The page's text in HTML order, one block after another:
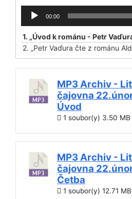
Audio
přehrávač
00:00
1. „Úvod k románu - Petr Vaďura čte z románu Aldouse
2. „Petr Vaďura čte z románu Aldouse
MP3 Archiv -
čajovna
Úvod
1 soubor(y) 3.50 MB
MP3 Archiv -
čajovna
Četba
1 soubor(y) 12.71 MB